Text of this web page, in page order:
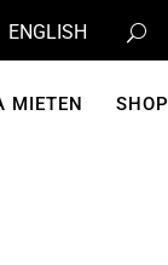
ENGLISH
MIETEN SHOP